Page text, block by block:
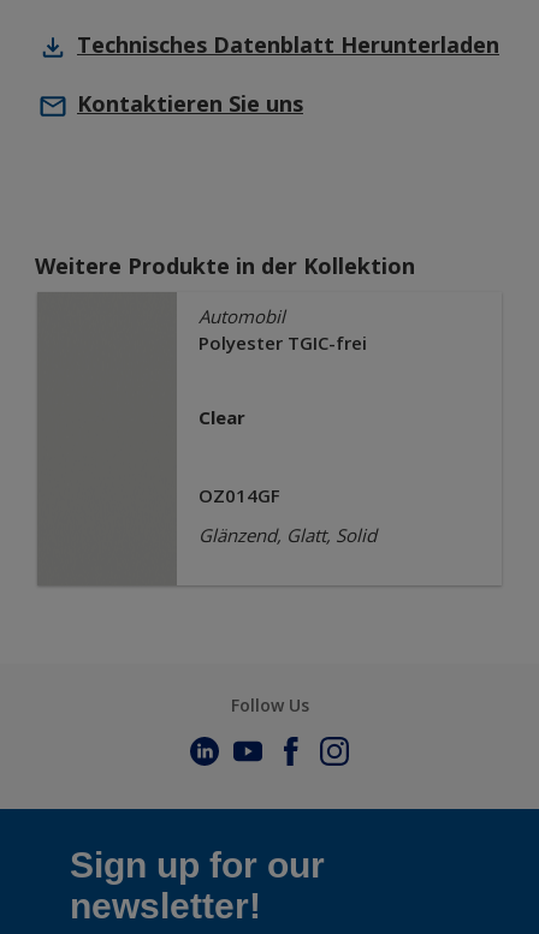
Technisches Datenblatt Herunterladen
Kontaktieren Sie uns
Weitere Produkte in der Kollektion
Automobil
Polyester TGIC-frei
Clear
OZ014GF
Glänzend, Glatt, Solid
Follow Us